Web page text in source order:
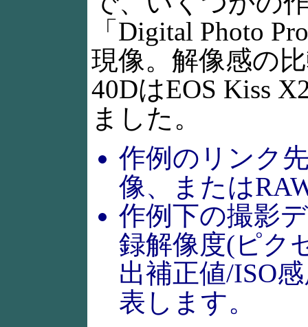
「Digital Photo
現像。解像感の
40DはEOS Kiss
ました。
作例のリンク
像、または
作例下の撮影
録解像度(ピク
出補正値/ISO
表します。